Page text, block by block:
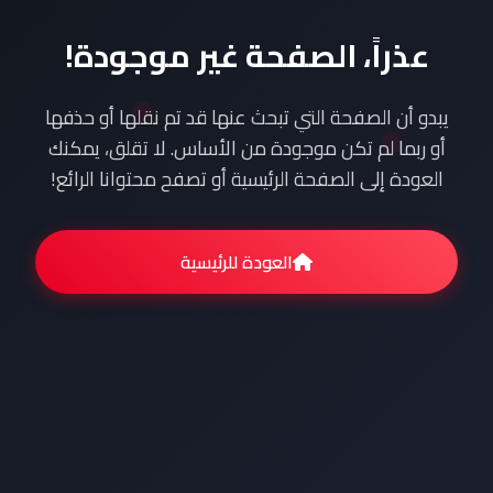
عذراً، الصفحة غير موجودة!
يبدو أن الصفحة التي تبحث عنها قد تم نقلها أو حذفها
أو ربما لم تكن موجودة من الأساس. لا تقلق، يمكنك
العودة إلى الصفحة الرئيسية أو تصفح محتوانا الرائع!
العودة للرئيسية